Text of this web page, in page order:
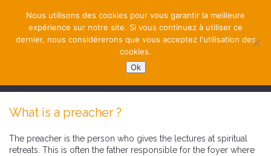
What is a preacher ?
The preacher is the person who gives the lectures at spiritual
retreats. This is often the father responsible for the foyer where
Nous utilisons des cookies pour vous garantir la meilleure
expérience sur notre site. Si vous continuez à utiliser ce
dernier, nous considérerons que vous acceptez l'utilisation des
cookies.
Ok